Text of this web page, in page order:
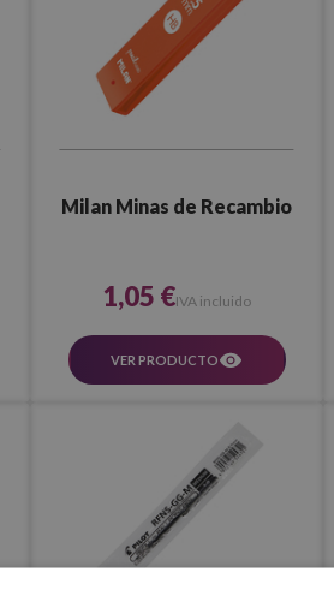
Milan Minas de Recambio
1,05 €IVA incluido
VER PRODUCTO